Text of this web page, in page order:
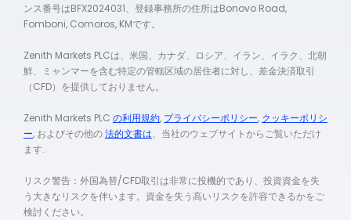
ンス番号はBFX2024031、登録事務所の住所はBonovo Road,
Fomboni, Comoros, KMです。
Zenith Markets PLCは、米国、カナダ、ロシア、イラン、イラク、北朝
鮮、ミャンマーを含む特定の管轄区域の居住者に対し、差金決済取引
（CFD）を提供しておりません。
Zenith Markets PLC の利用規約, プライバシーポリシー, クッキーポリシ
ー, およびその他の法的文書は、当社のウェブサイトからご覧いただけ
ます.
リスク警告：外国為替/CFD取引は非常に投機的であり、投資資金を失
う大きなリスクを伴います。資金を失う高いリスクを許容できるかをご
検討ください。